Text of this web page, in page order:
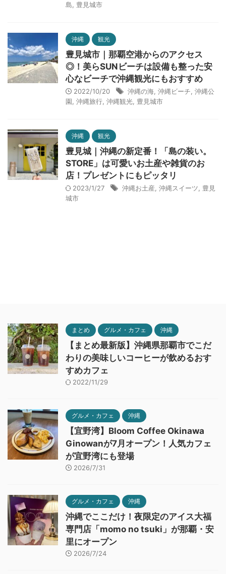
島
豊見城市
沖縄 観光
豊見城市｜那覇空港からのアクセス
◎！美らSUNビーチは設備も整った安
心なビーチで沖縄観光にもおすすめ
2022/10/20 沖縄の海 沖縄ビーチ 沖縄公
園 沖縄旅行 沖縄観光 豊見城市
沖縄 観光
豊見城｜沖縄の新定番！「島の装い。
STORE」は可愛いお土産や雑貨のお
店！プレゼントにもピッタリ
2023/1/27 沖縄お土産 沖縄スイーツ
豊見
城市
まとめ グルメ・カフェ 沖縄
【まとめ最新版】沖縄県那覇市でこだ
わりの美味しいコーヒーが飲めるおす
すめカフェ
2022/11/29
グルメ・カフェ 沖縄
【宜野湾】Bloom Coffee Okinawa
Ginowanが7月オープン！人気カフェ
が宜野湾にも登場
2026/7/31
グルメ・カフェ 沖縄
沖縄でここだけ！夜限定のアイス大福
専門店「momo no tsuki」が那覇・安
里にオープン
2026/7/24